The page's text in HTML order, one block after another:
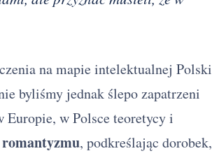
na mapie intelektualnej Polski
byliśmy jednak ślepo zapatrzeni
w Polsce teoretycy i
romantyzmu, podkreślając dorobek,